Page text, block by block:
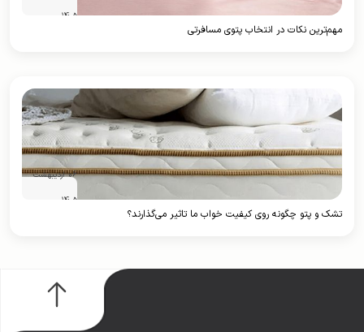
1405
مهم‌ترین نکات در انتخاب پتوی مسافرتی
06 اردیبهشت
1405
تشک و پتو چگونه روی کیفیت خواب ما تاثیر می‌گذارند؟